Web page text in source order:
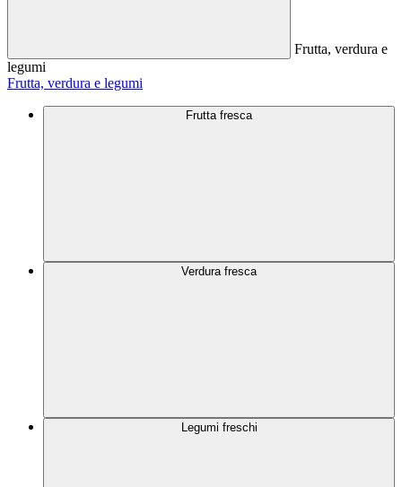
Frutta, verdura e
legumi
Frutta, verdura e legumi
Frutta fresca
Verdura fresca
Legumi freschi